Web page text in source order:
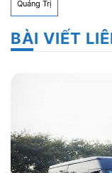
Quảng Trị
BÀI VIẾT